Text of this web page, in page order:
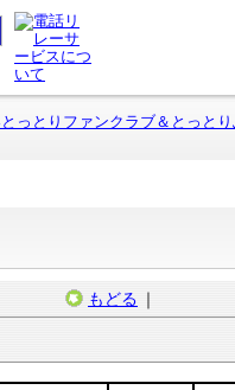
っとりファンクラブ＆とっと
もどる ｜